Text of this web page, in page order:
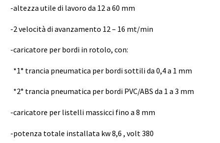
-altezza utile di lavoro da 12 a 60 mm
-2 velocità di avanzamento 12 – 16 mt/min
-caricatore per bordi in rotolo, con:
*1° trancia pneumatica per bordi sottili da 0,4 a 1 mm
*2° trancia pneumatica per bordi PVC/ABS da 1 a 3 mm
-caricatore per listelli massicci fino a 8 mm
-potenza totale installata kw 8,6 , volt 380